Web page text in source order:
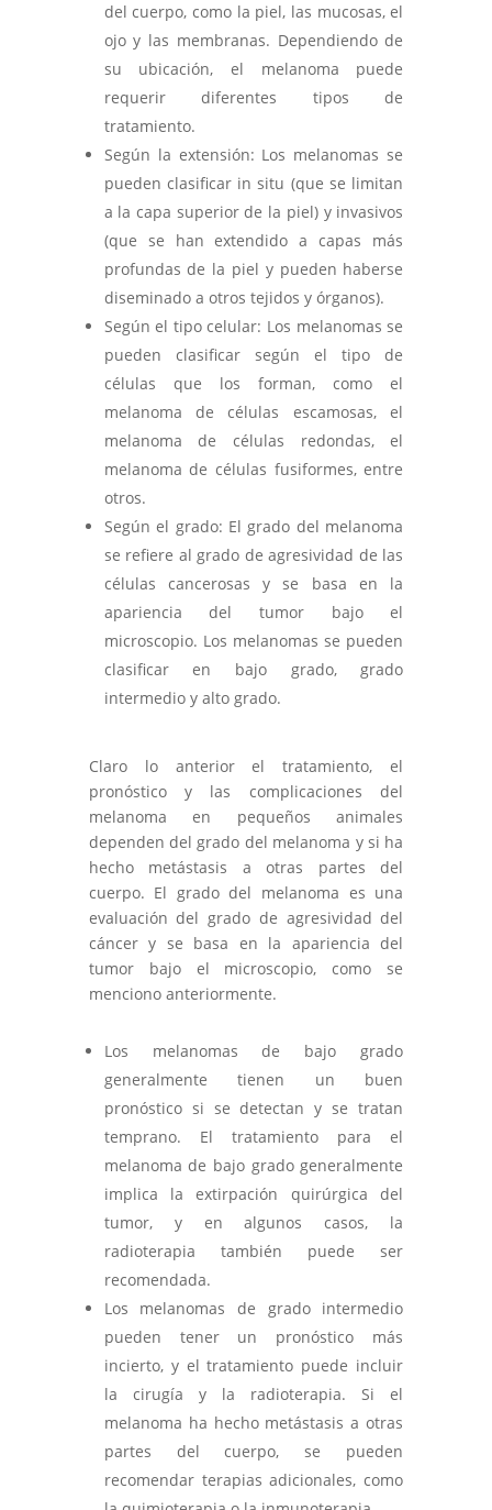
del cuerpo, como la piel, las mucosas, el
ojo y las membranas. Dependiendo de
su ubicación, el melanoma puede
requerir diferentes tipos de
tratamiento.
Según la extensión: Los melanomas se
pueden clasificar in situ (que se limitan
a la capa superior de la piel) y invasivos
(que se han extendido a capas más
profundas de la piel y pueden haberse
diseminado a otros tejidos y órganos).
Según el tipo celular: Los melanomas se
pueden clasificar según el tipo de
células que los forman, como el
melanoma de células escamosas, el
melanoma de células redondas, el
melanoma de células fusiformes, entre
otros.
Según el grado: El grado del melanoma
se refiere al grado de agresividad de las
células cancerosas y se basa en la
apariencia del tumor bajo el
microscopio. Los melanomas se pueden
clasificar en bajo grado, grado
intermedio y alto grado.
Claro lo anterior el tratamiento, el
pronóstico y las complicaciones del
melanoma en pequeños animales
dependen del grado del melanoma y si ha
hecho metástasis a otras partes del
cuerpo. El grado del melanoma es una
evaluación del grado de agresividad del
cáncer y se basa en la apariencia del
tumor bajo el microscopio, como se
menciono anteriormente.
Los melanomas de bajo grado
generalmente tienen un buen
pronóstico si se detectan y se tratan
temprano. El tratamiento para el
melanoma de bajo grado generalmente
implica la extirpación quirúrgica del
tumor, y en algunos casos, la
radioterapia también puede ser
recomendada.
Los melanomas de grado intermedio
pueden tener un pronóstico más
incierto, y el tratamiento puede incluir
la cirugía y la radioterapia. Si el
melanoma ha hecho metástasis a otras
partes del cuerpo, se pueden
recomendar terapias adicionales, como